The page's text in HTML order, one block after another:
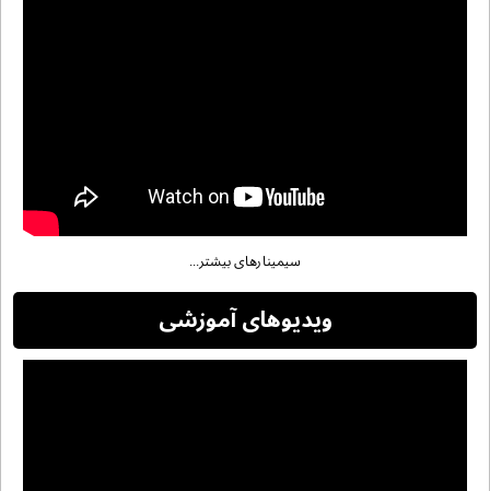
سیمینارهای بیشتر...
ویدیوهای آموزشی